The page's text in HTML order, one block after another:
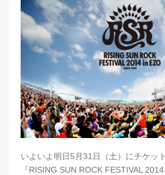
いよいよ明日5月31日（土）にチケッ
『RISING SUN ROCK FESTIVAL